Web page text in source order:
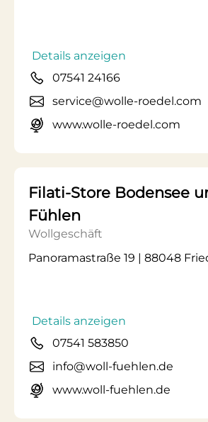
Details anzeigen
07541 24166
service@wolle-roedel.com
www.wolle-roedel.com
Filati-Store Bodensee
Fühlen
Wollgeschäft
Panoramastraße 19 | 88048
Details anzeigen
07541 583850
info@woll-fuehlen.de
www.woll-fuehlen.de